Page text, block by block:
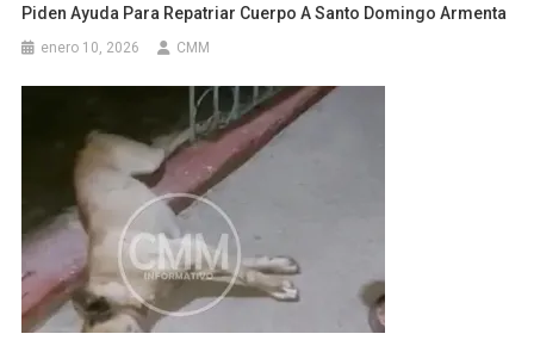
Piden Ayuda Para Repatriar Cuerpo A Santo Domingo Armenta
enero 10, 2026 CMM